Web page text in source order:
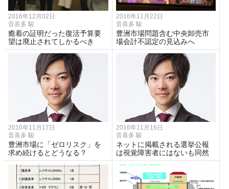
2016年12月02日
音喜多 駿
癒着の証明だった復活予算要
望は廃止されてしかるべき
2016年11月22日
音喜多 駿
豊洲市場問題含む中央卸売市
場会計不認定の見込みへ
2016年11月17日
音喜多 駿
豊洲市場に「ゼロリスク」を
求め続けるとどうなる？
2016年11月16日
音喜多 駿
ネットに掲載される選挙公報
は視覚障害者にはないも同然